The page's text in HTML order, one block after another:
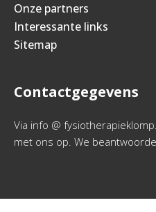
Onze partners
Interessante links
Sitemap
Contactgegevens
Via info @
met ons op. We